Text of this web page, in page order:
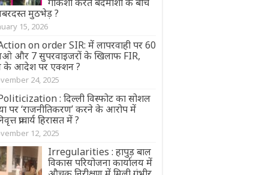
मुठभेड़ ?
15, 2026
on order SIR: में लापरवाही पर 60
और 7 सुपरवाइजरों के खिलाफ FIR,
के आदेश पर एक्शन ?
24, 2025
: दिल्ली विस्फोट का सोशल
पर ‘राजनीतिकरण’ करने के आरोप में
प्राचार्य हिरासत में ?
12, 2025
Irregularities : हापुड़ बाल
विकास परियोजना कार्यालय में